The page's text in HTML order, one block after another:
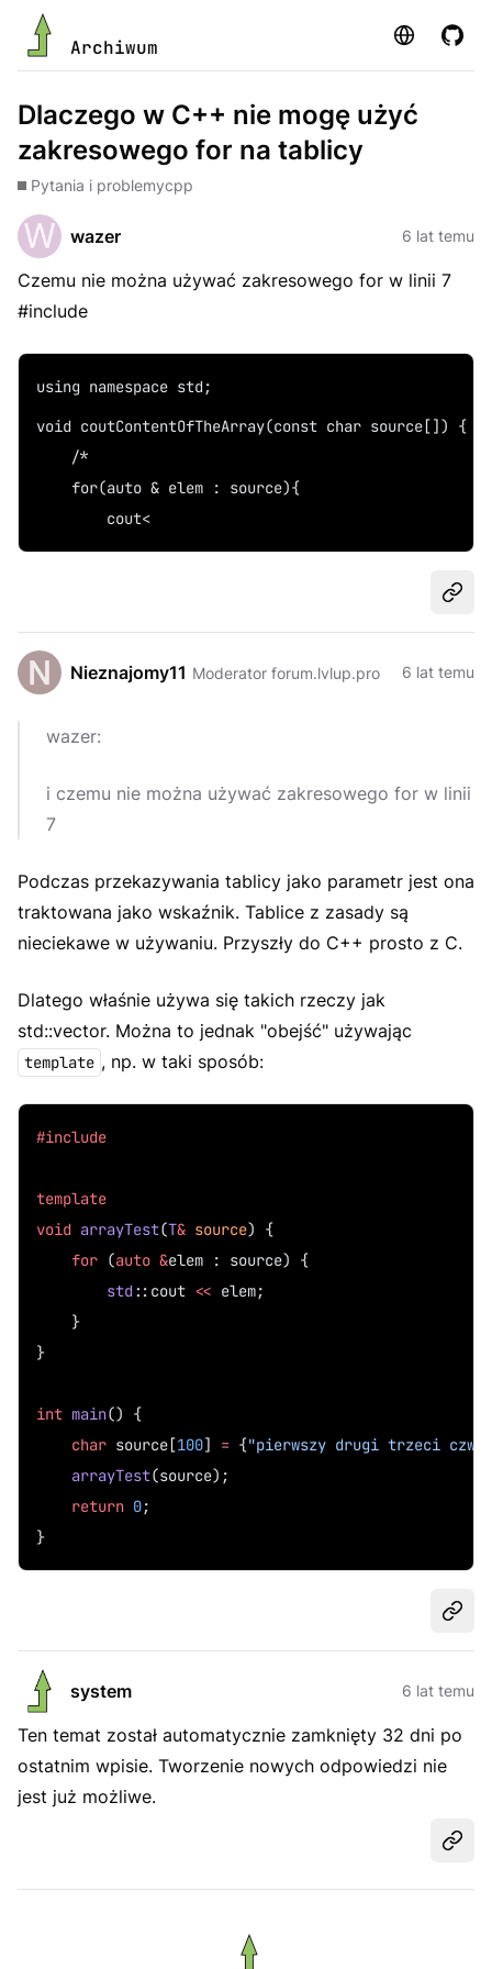
Archiwum Strona
Dlaczego w C++ nie mogę użyć
zakresowego for na tablicy
Pytania i problemycpp
wazer 6 lat temu
Czemu nie można używać zakresowego for w linii 7
#include
using namespace std;
void coutContentOfTheArray(const char source[]) {
    /*
    for(auto & elem : source){
        cout<
Nieznajomy11 Moderator forum.lvlup.pro 6 lat temu
wazer:
i czemu nie można używać zakresowego for w linii
7
Podczas przekazywania tablicy jako parametr jest ona
traktowana jako wskaźnik. Tablice z zasady są
nieciekawe w używaniu. Przyszły do C++ prosto z C.
Dlatego właśnie używa się takich rzeczy jak
std::vector. Można to jednak "obejść" używając
template , np. w taki sposób:
#include
template
void arrayTest(T& source) {
for (auto &elem : source) {
std::cout << elem;
    }
}
int main() {
char source[100] = {"pierwszy drugi trzeci
arrayTest(source);
return 0;
}
system 6 lat temu
Ten temat został automatycznie zamknięty 32 dni po
ostatnim wpisie. Tworzenie nowych odpowiedzi nie
jest już możliwe.